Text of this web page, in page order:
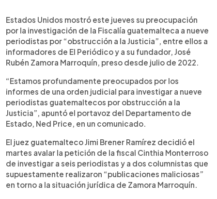
Escuchar artículo
Estados Unidos mostró este jueves su preocupación
por la investigación de la Fiscalía guatemalteca a nueve
periodistas por “obstrucción a la Justicia”, entre ellos a
informadores de El Periódico y a su fundador, José
Rubén Zamora Marroquín, preso desde julio de 2022.
“Estamos profundamente preocupados por los
informes de una orden judicial para investigar a nueve
periodistas guatemaltecos por obstrucción a la
Justicia”, apuntó el portavoz del Departamento de
Estado, Ned Price, en un comunicado.
El juez guatemalteco Jimi Brener Ramírez decidió el
martes avalar la petición de la fiscal Cinthia Monterroso
de investigar a seis periodistas y a dos columnistas que
supuestamente realizaron “publicaciones maliciosas”
en torno a la situación jurídica de Zamora Marroquín.